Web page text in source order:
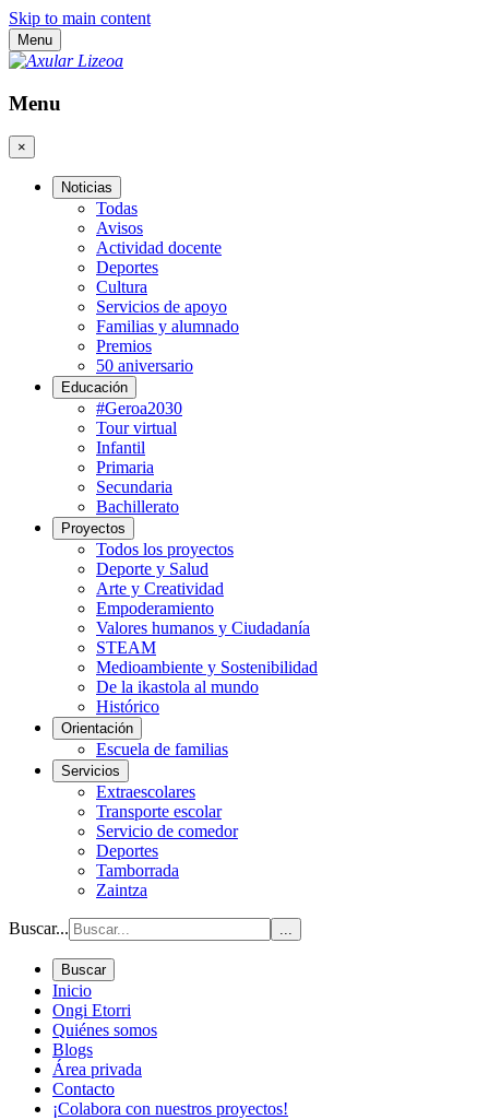
Skip to main content
Menu
Menu
×
Noticias
Todas
Avisos
Actividad docente
Deportes
Cultura
Servicios de apoyo
Familias y alumnado
Premios
50 aniversario
Educación
#Geroa2030
Tour virtual
Infantil
Primaria
Secundaria
Bachillerato
Proyectos
Todos los proyectos
Deporte y Salud
Arte y Creatividad
Empoderamiento
Valores humanos y Ciudadanía
STEAM
Medioambiente y Sostenibilidad
De la ikastola al mundo
Histórico
Orientación
Escuela de familias
Servicios
Extraescolares
Transporte escolar
Servicio de comedor
Deportes
Tamborrada
Zaintza
Buscar... ...
Buscar
Inicio
Ongi Etorri
Quiénes somos
Blogs
Área privada
Contacto
¡Colabora con nuestros proyectos!